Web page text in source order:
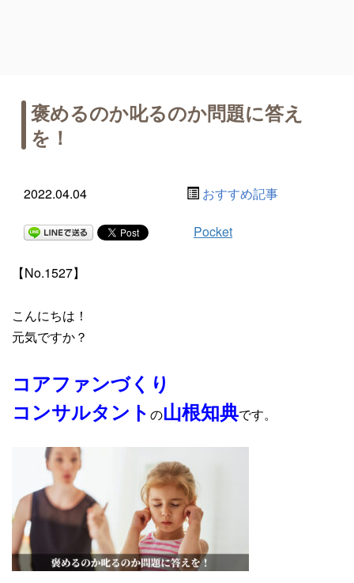
褒めるのか叱るのか問題に答え
を！
2022.04.04 おすすめ記事
Pocket
【No.1527】
こんにちは！
元気ですか？
コアファンづくり
コンサルタント の山根知典です。